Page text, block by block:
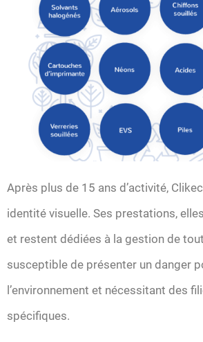
Après plus de 15 ans d’activité,
identité visuelle. Ses prestations,
et restent dédiées à la gestion de
susceptible de présenter un danger
l’environnement et nécessitant des
spécifiques.